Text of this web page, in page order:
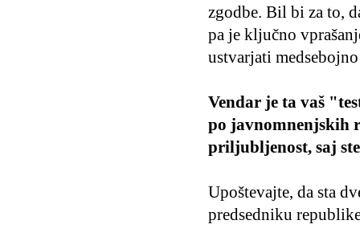
zgodbe. Bil bi za to,
pa je ključno
ustvarjati
Vendar je ta vaš
po javnomnenjskih
priljubljenost, saj
Upoštevajte, da sta
predsedniku